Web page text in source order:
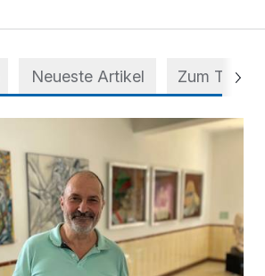
Neueste Artikel Zum Thema